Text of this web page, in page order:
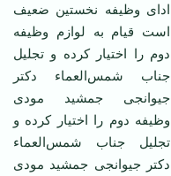
ادای وظیفه نخستین ضعیف
است قیام به لوازم وظیفه
دوم را اختیار کرده و تجلیل
جناب شمس‌العماء دکتر
جیوانجی جمشید مودی
وظیفه دوم را اختیار کرده و
تجلیل جناب شمس‌العماء
دکتر جیوانجی جمشید مودی